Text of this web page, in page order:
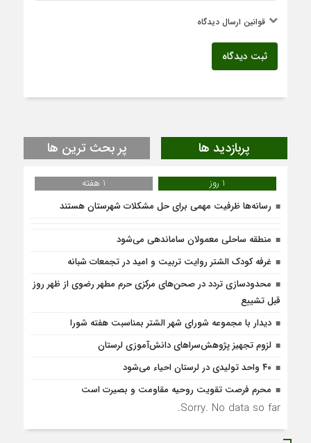
قوانین ارسال دیدگاه
ثبت دیدگاه
پربازدید ها پر بحث ترین ها
1 روز
1 هفته
رسانه‌ها ظرفیت مهمی برای حل مشکلات شهرستان هستند
منطقه ساحلی معمولان ساماندهی می‌شود
غرفه کودک الشتر روایت تربیت و امید در تجمعات شبانه
محدودسازی تردد ‌در صحن‌های مرکزی حرم مطهر رضوی از ظهر روز
قبل تشییع
دیدار با مجموعه شورای شهر الشتر بمناسبت هفته شورا
لزوم تجهیز پژوهش‌سراهای دانش‌آموزی لرستان
۴۰ واحد تولیدی در لرستان احیاء می‌شود
محرم فرصت تقویت روحیه مقاومت و بصیرت است
Sorry. No data so far.